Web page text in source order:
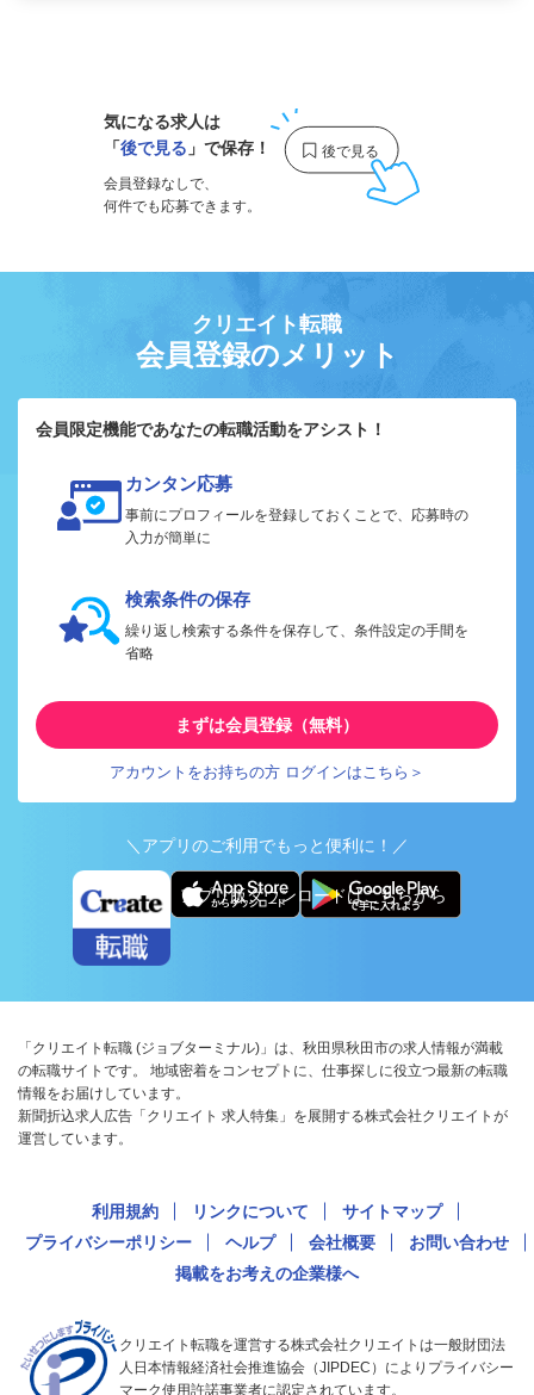
気になる求人は
「後で見る 」で保存！
会員登録なしで、
何件でも応募できます。
クリエイト転職
会員登録のメリット
会員限定機能であなたの転職活動をアシスト！
カンタン応募
事前にプロフィールを登録しておくことで、応募時の
入力が簡単に
検索条件の保存
繰り返し検索する条件を保存して、条件設定の手間を
省略
まずは会員登録（無料）
アカウントをお持ちの方 ログインはこちら＞
＼アプリのご利用でもっと便利に！／
アプリ版ダウンロードはこちらから
「クリエイト転職 (ジョブターミナル)」は、秋田県秋田市の求人情報が満載
の転職サイトです。 地域密着をコンセプトに、仕事探しに役立つ最新の転職
情報をお届けしています。
新聞折込求人広告「クリエイト 求人特集」を展開する株式会社クリエイトが
運営しています。
利用規約 リンクについて
サイトマップ
プライバシーポリシー
ヘルプ 会社概要
お問い合わせ
掲載をお考えの企業様へ
クリエイト転職を運営する株式会社クリエイトは一般財団法
人日本情報経済社会推進協会（JIPDEC）によりプライバシー
マーク使用許諾事業者に認定されています。